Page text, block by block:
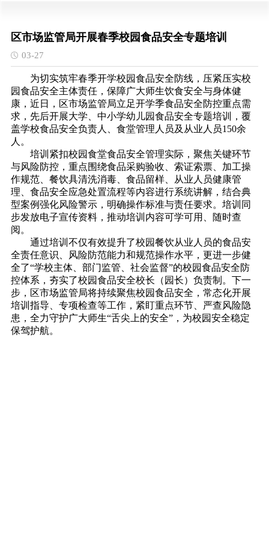
区市场监管局开展春季校园食品安全专题培训
03-27
为切实筑牢春季开学校园食品安全防线，压紧压实校
园食品安全主体责任，保障广大师生饮食安全与身体健
康，近日，区市场监管局立足开学季食品安全防控重点需
求，先后开展大学、中小学幼儿园食品安全专题培训，覆
盖学校食品安全负责人、食堂管理人员及从业人员150余
人。
培训紧扣校园食堂食品安全管理实际，聚焦关键环节
与风险防控，重点围绕食品采购验收、索证索票、加工操
作规范、餐饮具清洗消毒、食品留样、从业人员健康管
理、食品安全应急处置流程等内容进行系统讲解，结合典
型案例强化风险警示，明确操作标准与责任要求。培训同
步发放电子宣传资料，推动培训内容可学可用、随时查
阅。
通过培训不仅有效提升了校园餐饮从业人员的食品安
全责任意识、风险防范能力和规范操作水平，更进一步健
全了“学校主体、部门监管、社会监督”的校园食品安全防
控体系，夯实了校园食品安全校长（园长）负责制。下一
步，区市场监管局将持续聚焦校园食品安全，常态化开展
培训指导、专项检查等工作，紧盯重点环节、严查风险隐
患，全力守护广大师生“舌尖上的安全”，为校园安全稳定
保驾护航。